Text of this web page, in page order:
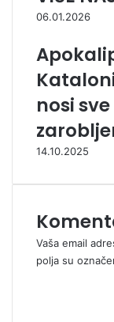
06.01.2026
nosi
14.10.2025
Vaša email
polja su